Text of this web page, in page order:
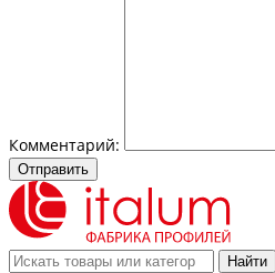
Комментарий:
Отправить
Найти